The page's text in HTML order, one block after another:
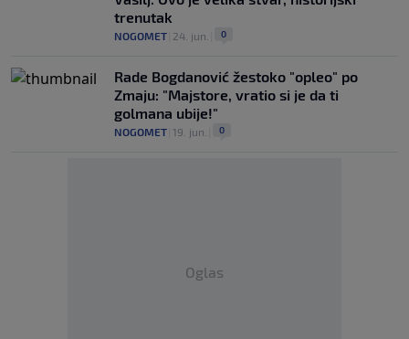
trenutak
NOGOMET 24. jun. 0
Rade Bogdanović žestoko "opleo" po
Zmaju: "Majstore, vratio si je da ti
golmana ubije!"
NOGOMET 19. jun. 0
Oglas